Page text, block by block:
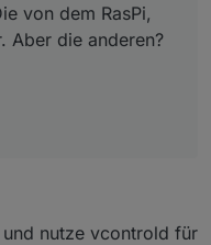
von dem RasPi,
Aber die anderen?
nutze vcontrold für